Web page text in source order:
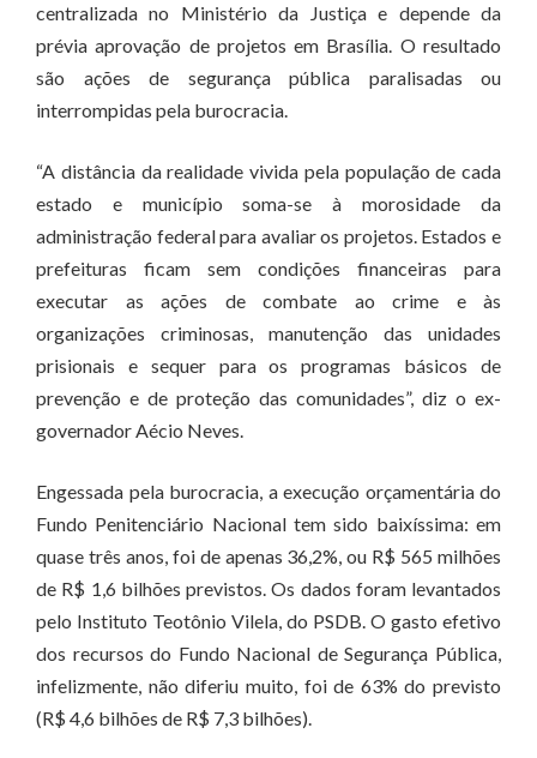
centralizada no Ministério da Justiça e depende da
prévia aprovação de projetos em Brasília. O resultado
são ações de segurança pública paralisadas ou
interrompidas pela burocracia.
“A distância da realidade vivida pela população de cada
estado e município soma-se à morosidade da
administração federal para avaliar os projetos. Estados e
prefeituras ficam sem condições financeiras para
executar as ações de combate ao crime e às
organizações criminosas, manutenção das unidades
prisionais e sequer para os programas básicos de
prevenção e de proteção das comunidades”, diz o ex-
governador Aécio Neves.
Engessada pela burocracia, a execução orçamentária do
Fundo Penitenciário Nacional tem sido baixíssima: em
quase três anos, foi de apenas 36,2%, ou R$ 565 milhões
de R$ 1,6 bilhões previstos. Os dados foram levantados
pelo Instituto Teotônio Vilela, do PSDB. O gasto efetivo
dos recursos do Fundo Nacional de Segurança Pública,
infelizmente, não diferiu muito, foi de 63% do previsto
(R$ 4,6 bilhões de R$ 7,3 bilhões).